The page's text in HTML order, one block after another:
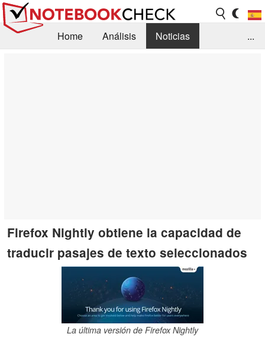
Home Análisis
Noticias
...
Firefox Nightly obtiene la capacidad de
traducir pasajes de texto seleccionados
La última versión de Firefox Nightly